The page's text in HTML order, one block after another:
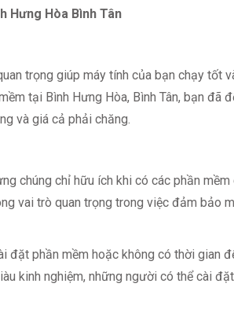
Hưng Hòa Bình Tân
trọng giúp máy tính của bạn chạy tốt
tại Bình Hưng Hòa, Bình Tân, bạn đã
và giá cả phải chăng.
chúng chỉ hữu ích khi có các phần
vai trò quan trọng trong việc đảm bảo
đặt phần mềm hoặc không có thời gian
kinh nghiệm, những người có thể cài